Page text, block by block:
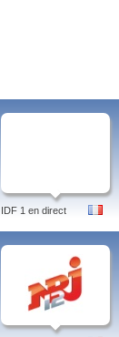
IDF 1 en direct